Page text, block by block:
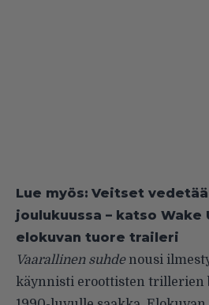
Lue myös: Veitset
joulukuussa – katso Wake
elokuvan tuore traileri
Vaarallinen suhdenousi
käynnisti eroottisten trillerien